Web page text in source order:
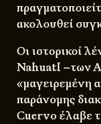
ακολουθεί
Οι ιστορικοί
Nahuatl –των
«μαγειρεμένη
παράνομης
Cuervo έλαβε